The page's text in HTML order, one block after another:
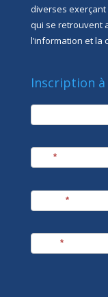
diverses
qui se retrouvent
l’information et la
Inscription
newsletter
*
*
*